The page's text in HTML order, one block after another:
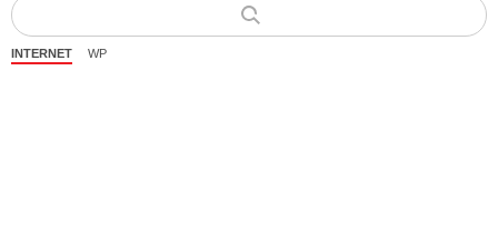
INTERNET WP